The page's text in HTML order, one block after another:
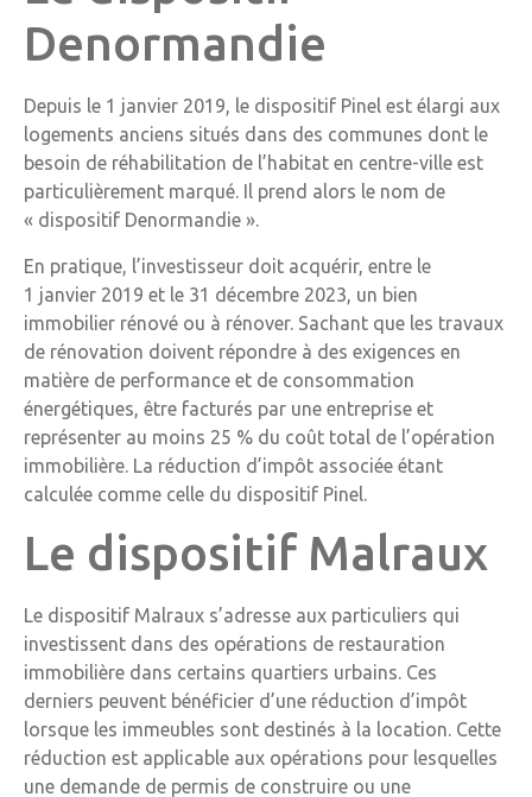
Denormandie
Depuis le 1 janvier 2019, le dispositif Pinel est élargi aux
logements anciens situés dans des communes dont le
besoin de réhabilitation de l’habitat en centre-ville est
particulièrement marqué. Il prend alors le nom de
« dispositif Denormandie ».
En pratique, l’investisseur doit acquérir, entre le
1 janvier 2019 et le 31 décembre 2023, un bien
immobilier rénové ou à rénover. Sachant que les travaux
de rénovation doivent répondre à des exigences en
matière de performance et de consommation
énergétiques, être facturés par une entreprise et
représenter au moins 25 % du coût total de l’opération
immobilière. La réduction d’impôt associée étant
calculée comme celle du dispositif Pinel.
Le dispositif Malraux
Le dispositif Malraux s’adresse aux particuliers qui
investissent dans des opérations de restauration
immobilière dans certains quartiers urbains. Ces
derniers peuvent bénéficier d’une réduction d’impôt
lorsque les immeubles sont destinés à la location. Cette
réduction est applicable aux opérations pour lesquelles
une demande de permis de construire ou une